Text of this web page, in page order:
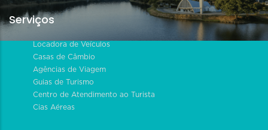
Serviços
Locadora de Veículos
Casas de Câmbio
Agências de Viagem
Guias de Turismo
Centro de Atendimento ao Turista
Cias Aéreas